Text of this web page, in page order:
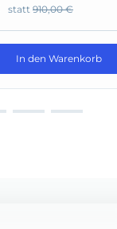
statt 910,00 €
In den Warenkorb